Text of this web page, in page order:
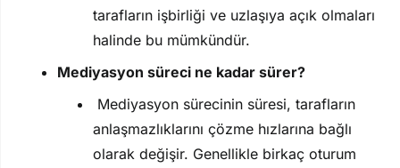
tarafların işbirliği ve uzlaşıya açık olmaları
halinde bu mümkündür.
Mediyasyon süreci ne kadar sürer?
Mediyasyon sürecinin süresi, tarafların
anlaşmazlıklarını çözme hızlarına bağlı
olarak değişir. Genellikle birkaç oturum